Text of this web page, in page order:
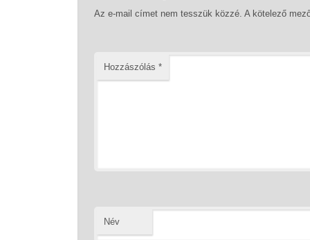
Az e-mail címet nem tesszük közzé. A kötelező
Hozzászólás *
Név